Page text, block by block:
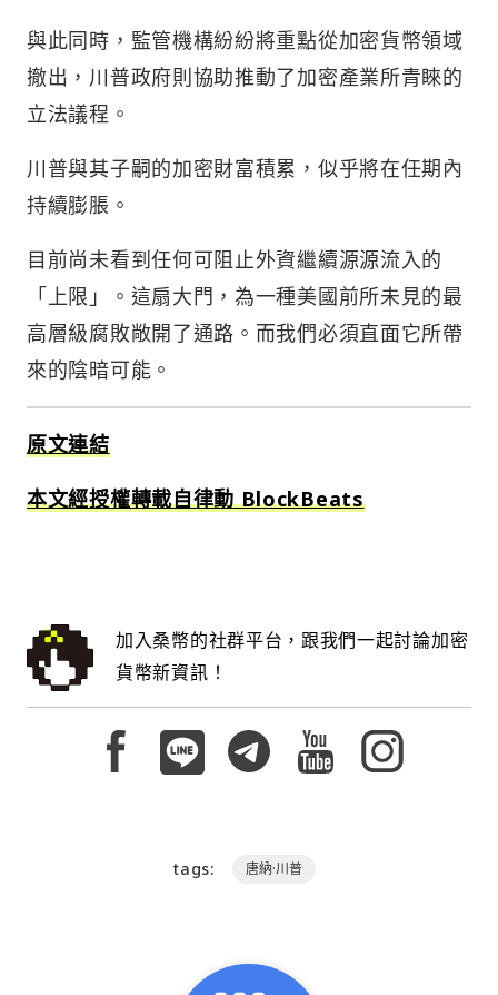
與此同時，監管機構紛紛將重點從加密貨幣領域
撤出，川普政府則協助推動了加密產業所青睞的
立法議程。
川普與其子嗣的加密財富積累，似乎將在任期內
持續膨脹。
目前尚未看到任何可阻止外資繼續源源流入的
「上限」。這扇大門，為一種美國前所未見的最
高層級腐敗敞開了通路。而我們必須直面它所帶
來的陰暗可能。
原文連結
本文經授權轉載自律動 BlockBeats
加入桑幣的社群平台，跟我們一起討論加密
貨幣新資訊！
tags: 唐納·川普